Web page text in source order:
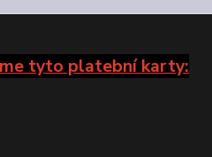
tyto platební karty: